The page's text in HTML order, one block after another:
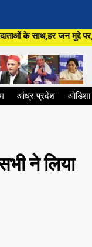
मुद्दे पर, सीधा
आंध्र प्रदेश ओडिशा
ने लिया